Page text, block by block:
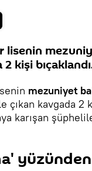
lisenin
kişi
mezuniyet
çıkan kavgada 2
karışan
yüzünden